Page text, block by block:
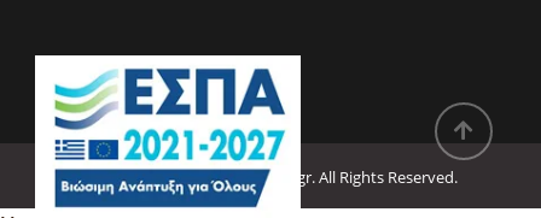
Copyright © 2022Deargreece.gr. All Rights Reserved.